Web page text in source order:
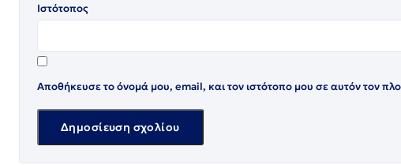
Ιστότοπος
Αποθήκευσε το όνομά μου, email, και τον ιστότοπο μου σε αυτόν τον